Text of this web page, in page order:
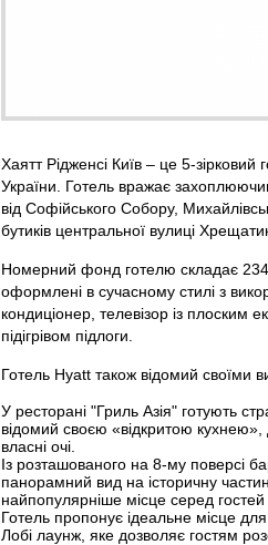
Хаятт Рідженсі Київ – це 5-зірковий
України. Готель вражає
від Софійського Собору,
бутиків центральної вулиці
Номерний фонд готелю складає
оформлені в сучасному стилі з
кондиціонер, телевізор із плоским
підігрівом підлоги.
Готель Hyatt також відомий своїми
У ресторані "Гриль Азія" готують
відомий своєю «відкритою
власні очі.
Із розташованого на 8-му поверсі
панорамний вид на історичну
найпопулярніше місце серед гостей
Готель пропонує ідеальне місце
Лобі лаунж, яке дозволяє гостям